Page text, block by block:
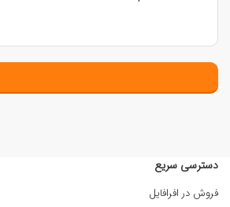
دسترسی سریع
فروش در افرافایل